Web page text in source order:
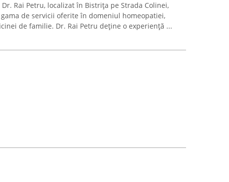
Rai Petru, localizat în Bistrița pe Strada Colinei,
de servicii oferite în domeniul homeopatiei,
de familie. Dr. Rai Petru deține o experiență ...